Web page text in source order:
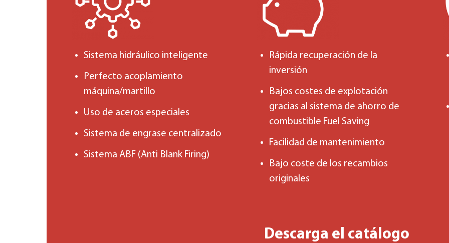
Sistema hidráulico inteligente
Perfecto acoplamiento
máquina/martillo
Uso de aceros especiales
Sistema de engrase centralizado
Sistema ABF (Anti Blank Firing)
Rápida recuperación de la
inversión
Bajos costes de explotación
gracias al sistema de ahorro de
combustible Fuel Saving
Facilidad de mantenimiento
Bajo coste de los recambios
originales
Descarga el catálogo